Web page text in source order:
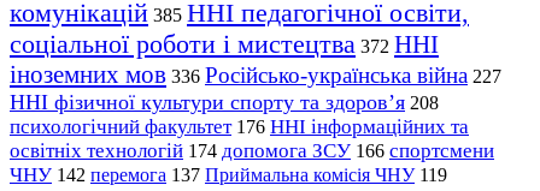
комунікацій 385 ННІ педагогічної освіти,
соціальної роботи і мистецтва 372 ННІ
іноземних мов 336 Російсько-українська війна 227
ННІ фізичної культури спорту та здоров’я 208
психологічний факультет 176 ННІ інформаційних та
освітніх технологій 174 допомога ЗСУ 166 спортсмени
ЧНУ 142 перемога 137 Приймальна комісія ЧНУ 119